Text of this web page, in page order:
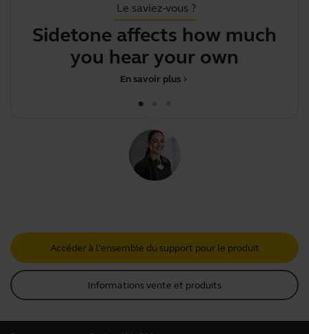
Le saviez-vous ?
Sidetone affects how much
you hear your own voic
chevron_right
En savoir plus
Accéder à l'ensemble du support pour le produit
Informations vente et produits